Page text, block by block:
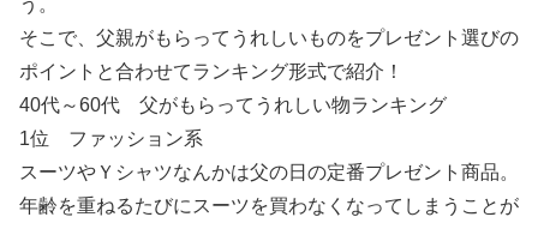
そこで、父親がもらってうれしいものをプレゼント選びの
ポイントと合わせてランキング形式で紹介！
40代～60代 父がもらってうれしい物ランキング
1位 ファッション系
スーツやＹシャツなんかは父の日の定番プレゼント商品。
年齢を重ねるたびにスーツを買わなくなってしまうことが